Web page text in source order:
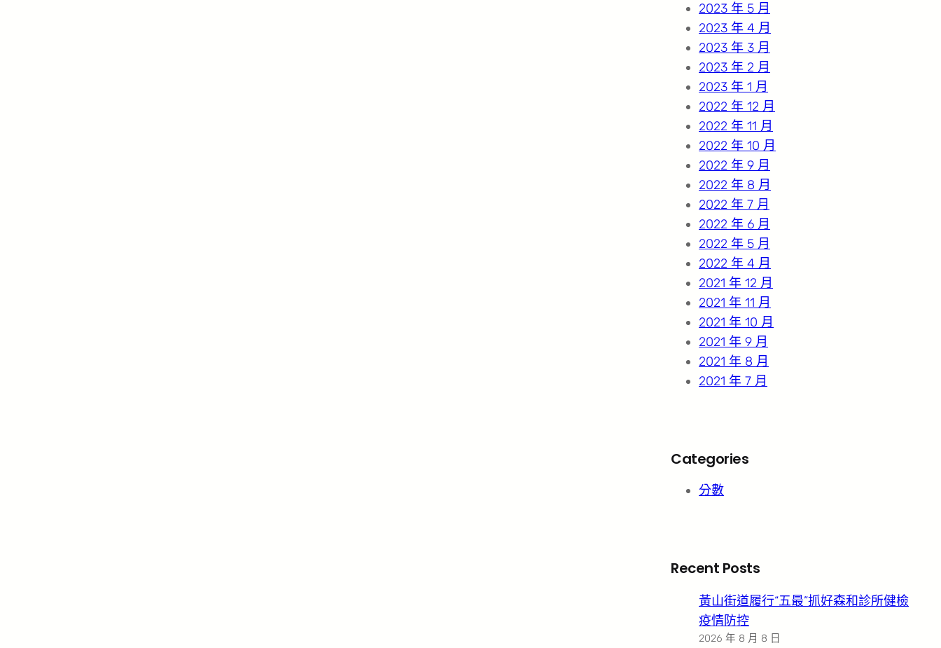
2023 年 5 月
2023 年 4 月
2023 年 3 月
2023 年 2 月
2023 年 1 月
2022 年 12 月
2022 年 11 月
2022 年 10 月
2022 年 9 月
2022 年 8 月
2022 年 7 月
2022 年 6 月
2022 年 5 月
2022 年 4 月
2021 年 12 月
2021 年 11 月
2021 年 10 月
2021 年 9 月
2021 年 8 月
2021 年 7 月
Categories
分數
Recent Posts
黃山街道履行“五最”抓好森和診所健檢
疫情防控
2026 年 8 月 8 日